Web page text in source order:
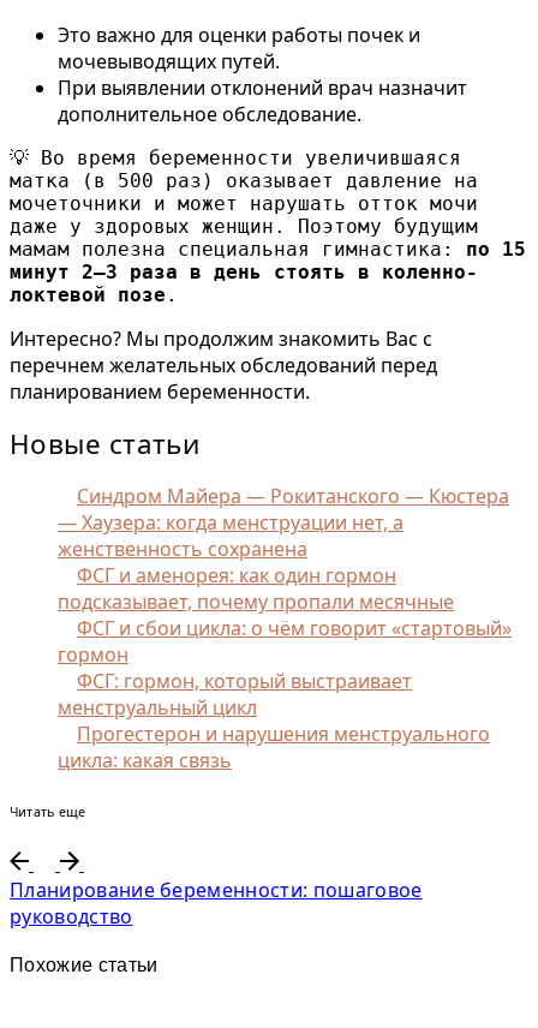
Это важно для оценки работы почек и
мочевыводящих путей.
При выявлении отклонений врач назначит
дополнительное обследование.
💡 Во время беременности увеличившаяся
матка (в 500 раз) оказывает давление на
мочеточники и может нарушать отток мочи
даже у здоровых женщин. Поэтому будущим
мамам полезна специальная гимнастика: по 15
минут 2–3 раза в день стоять в коленно-
локтевой позе .
Интересно? Мы продолжим знакомить Вас с
перечнем желательных обследований перед
планированием беременности.
Новые статьи
Синдром Майера — Рокитанского — Кюстера
— Хаузера: когда менструации нет, а
женственность сохранена
ФСГ и аменорея: как один гормон
подсказывает, почему пропали месячные
ФСГ и сбои цикла: о чём говорит «стартовый»
гормон
ФСГ: гормон, который выстраивает
менструальный цикл
Прогестерон и нарушения менструального
цикла: какая связь
Читать еще
Планирование беременности: пошаговое
руководство
Похожие статьи